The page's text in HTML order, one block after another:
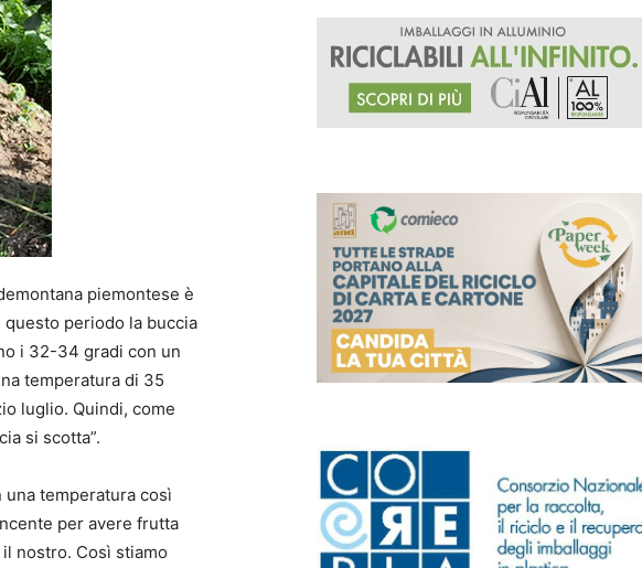
piemontese è
periodo la buccia
i 32-34 gradi con un
temperatura di 35
luglio. Quindi, come
si scotta”.
una temperatura così
per avere frutta
nostro. Così stiamo